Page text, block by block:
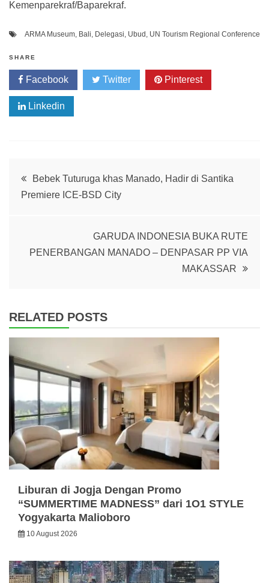
Kemenparekraf/Baparekraf.
ARMA Museum, Bali, Delegasi, Ubud , UN Tourism Regional Conference
SHARE
Facebook Twitter Pinterest
Linkedin
PostBebek Tuturuga khas Manado, Hadir di Santika
Premiere ICE-BSD City
GARUDA INDONESIA BUKA RUTE
PENERBANGAN MANADO – DENPASAR PP VIA
MAKASSAR
RELATED POSTS
Liburan di Jogja Dengan Promo
“SUMMERTIME MADNESS” dari 1O1 STYLE
Yogyakarta Malioboro
10 August 2026